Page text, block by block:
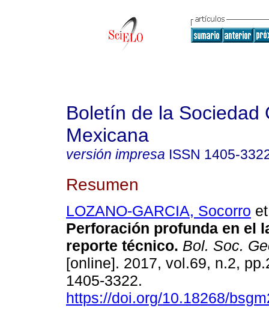
Boletín de la Sociedad
Mexicana
versión impresa ISSN 1405-
Resumen
LOZANO-GARCIA, Socorro
Perforación profunda en el
reporte técnico. Bol. Soc.
[online]. 2017, vol.69, n.2,
1405-3322.
https://doi.org/10.18268/